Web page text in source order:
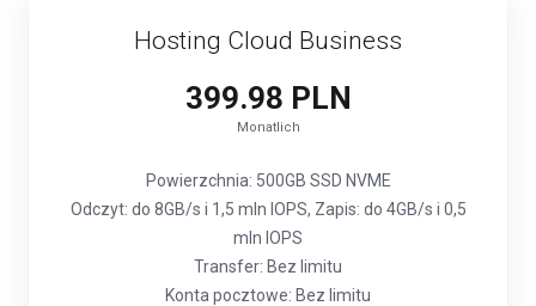
Hosting Cloud Business
399.98 PLN
Monatlich
Powierzchnia: 500GB SSD NVME
Odczyt: do 8GB/s i 1,5 mln IOPS, Zapis: do 4GB/s i 0,5
mln IOPS
Transfer: Bez limitu
Konta pocztowe: Bez limitu